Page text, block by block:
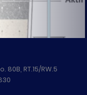
RT.15/RW.5